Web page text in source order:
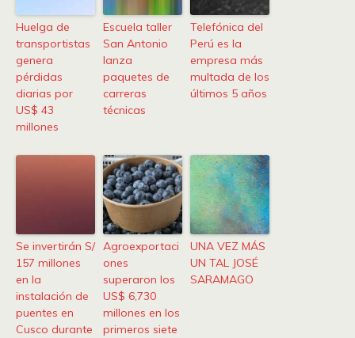
Huelga de
transportistas
genera
pérdidas
diarias por
US$ 43
millones
Escuela taller
San Antonio
lanza
paquetes de
carreras
técnicas
Telefónica del
Perú es la
empresa más
multada de los
últimos 5 años
Se invertirán S/
157 millones
en la
instalación de
puentes en
Cusco durante
Agroexportaci
ones
superaron los
US$ 6,730
millones en los
primeros siete
UNA VEZ MÁS
UN TAL JOSÉ
SARAMAGO